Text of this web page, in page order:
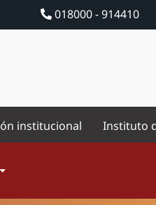
018000 - 914410
institucional Instituto